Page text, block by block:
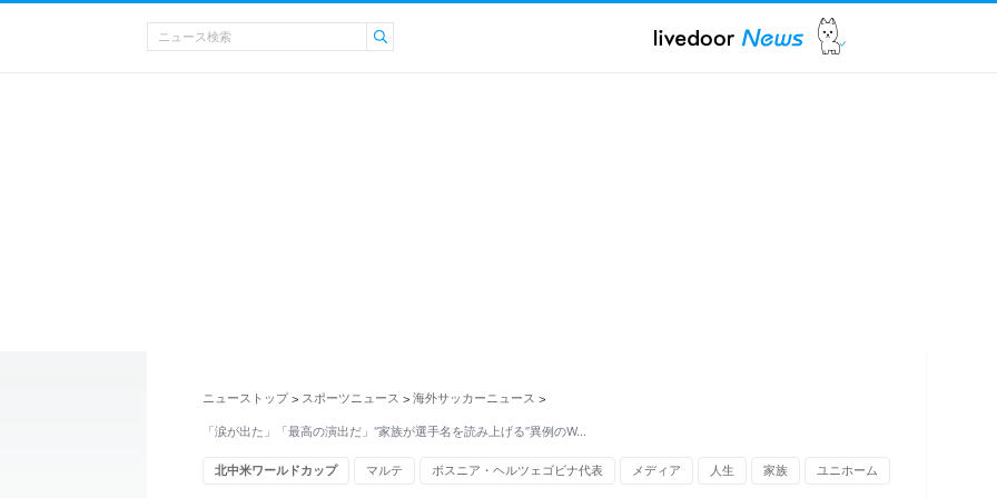
ニューストップ > スポーツニュース > 海外サッカーニュース >
「涙が出た」「最高の演出だ」“家族が選手名を読み上げる”異例のW…
北中米ワールドカップ マルテ ボスニア・ヘルツェゴビナ代表 メディア 人生 家族 ユニホーム